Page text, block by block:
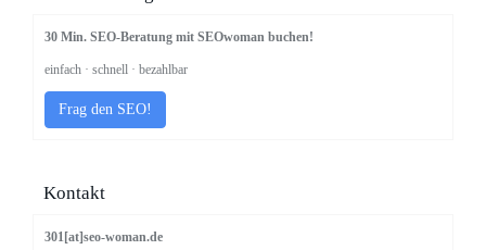
30 Min. SEO-Beratung mit SEOwoman buchen!
einfach · schnell · bezahlbar
Frag den SEO!
Kontakt
301[at]seo-woman.de